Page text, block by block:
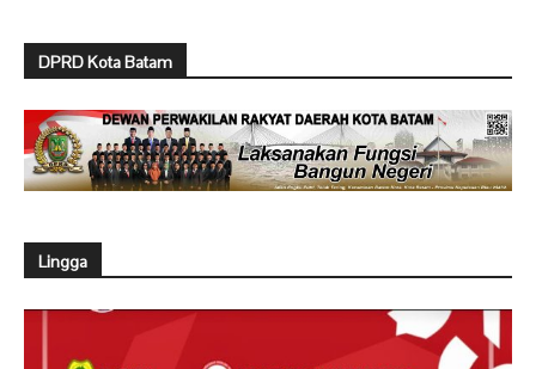
DPRD Kota Batam
Lingga